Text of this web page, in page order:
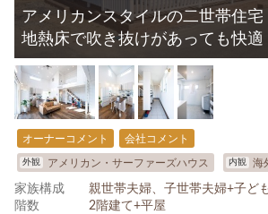
アメリカンスタイルの二世帯住宅
地熱床で吹き抜けがあっても快適
オーナーコメント 会社コメント
外観 アメリカン・サーファーズハウス 内観 海
家族構成
親世帯夫婦、子世帯夫婦+子ど
階数
2階建て+平屋